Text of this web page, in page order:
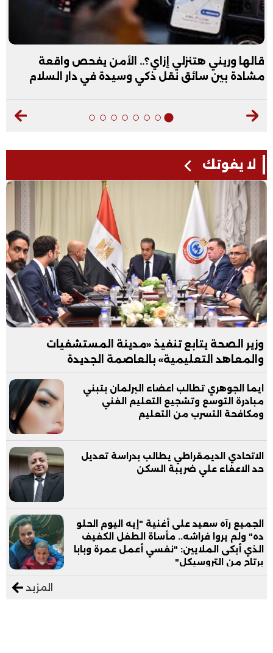
قالها وريني هتنزلي إزاي؟.. الأمن يفحص واقعة
مشادة بين سائق نقل ذكي وسيدة في دار السلام
لا يفوتك
وزير الصحة يتابع تنفيذ «مدينة المستشفيات
والمعاهد التعليمية» بالعاصمة الجديدة
ايما الجوهري تطالب اعضاء البرلمان بتبني
مبادرة التوسع وتشجيع التعليم الفني
ومكافحة التسرب من التعليم
الاتحادي الديمقراطي يطالب بدراسة تعديل
حد الاعفاء علي ضريبة السكن
الجميع رآه سعيد على أغنية "إيه اليوم الحلو
ده" ولم يروا فراشه.. مأساة الطفل الكفيف
الذي أبكى الملايين: "نفسي أعمل عمرة وبابا
يرتاح من التروسيكل"
المزيد